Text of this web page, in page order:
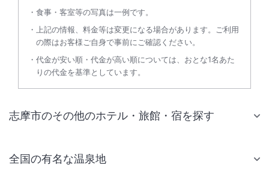
食事・客室等の写真は一例です。
上記の情報、料金等は変更になる場合があります。ご利用
の際はお客様ご自身で事前にご確認ください。
代金が安い順・代金が高い順については、おとな1名あた
りの代金を基準としています。
志摩市のその他のホテル・旅館・宿を探す
全国の有名な温泉地